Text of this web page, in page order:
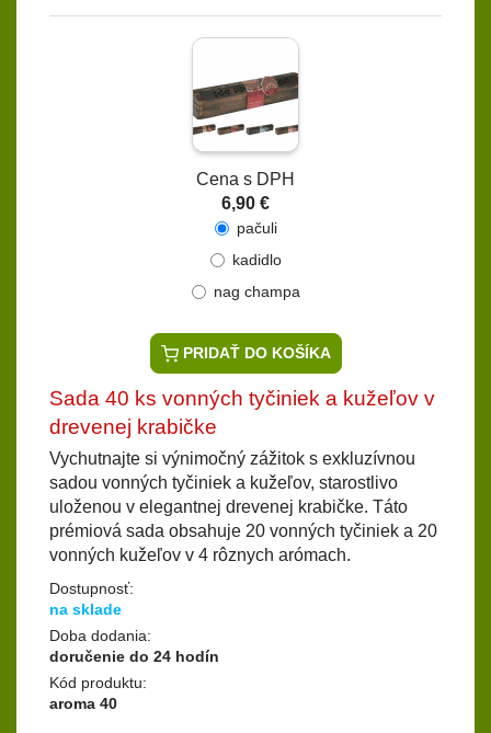
Cena s DPH
6,90 €
pačuli
kadidlo
nag champa
PRIDAŤ DO KOŠÍKA
Sada 40 ks vonných tyčiniek a kužeľov v
drevenej krabičke
Vychutnajte si výnimočný zážitok s exkluzívnou
sadou vonných tyčiniek a kužeľov, starostlivo
uloženou v elegantnej drevenej krabičke. Táto
prémiová sada obsahuje 20 vonných tyčiniek a 20
vonných kužeľov v 4 rôznych arómach.
Dostupnosť:
na sklade
Doba dodania:
doručenie do 24 hodín
Kód produktu:
aroma 40